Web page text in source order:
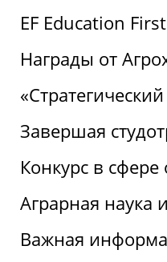
EF Education
Награды от
Завершая
Конкурс в
Аграрная наука
Важная